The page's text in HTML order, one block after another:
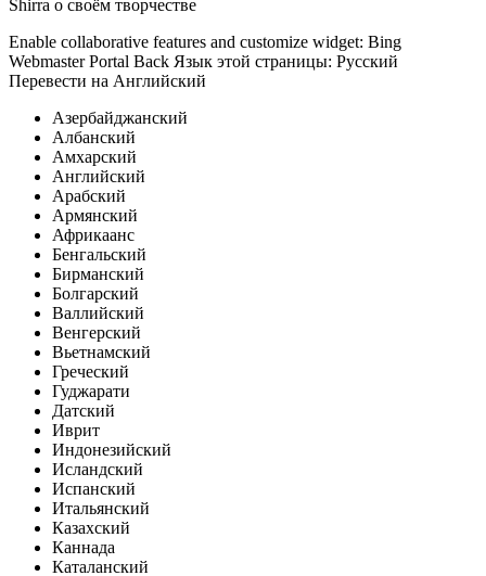
Enable collaborative features and customize widget: Bing
Webmaster Portal Back Язык этой страницы: Русский
Перевести на Английский
Азербайджанский
Албанский
Амхарский
Английский
Арабский
Армянский
Африкаанс
Бенгальский
Бирманский
Болгарский
Валлийский
Венгерский
Вьетнамский
Греческий
Гуджарати
Датский
Иврит
Индонезийский
Исландский
Испанский
Итальянский
Казахский
Каннада
Каталанский